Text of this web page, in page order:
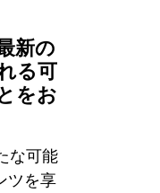
新の
る可
をお
な可能
ツを享